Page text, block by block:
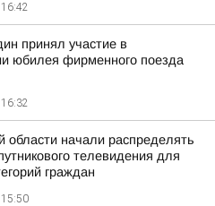
принял участие в
юбилея фирменного поезда
области начали распределять
телевидения для
граждан